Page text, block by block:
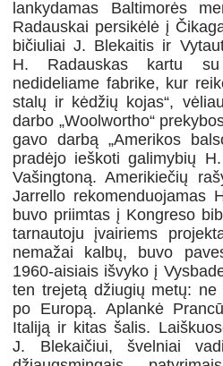
lankydamas Baltimorės
Radauskai persikėlė į
bičiuliai J. Blekaitis ir
H. Radauskas kartu
nedideliame fabrike, kur
stalų ir kėdžių kojas“,
darbo „Woolwortho“
gavo darbą „Amerikos
pradėjo ieškoti galimybių
Vašingtoną. Amerikiečių
Jarrello rekomenduojamas
buvo priimtas į Kongreso
tarnautoju įvairiems
nemažai kalbų, buvo
1960-aisiais išvyko į
ten trejetą džiugių metų:
po Europą. Aplankė
Italiją ir kitas šalis.
J. Blekaičiui, švelniai